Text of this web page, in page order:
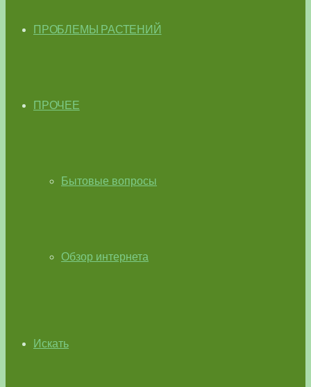
ПРОБЛЕМЫ РАСТЕНИЙ
ПРОЧЕЕ
Бытовые вопросы
Обзор интернета
Искать